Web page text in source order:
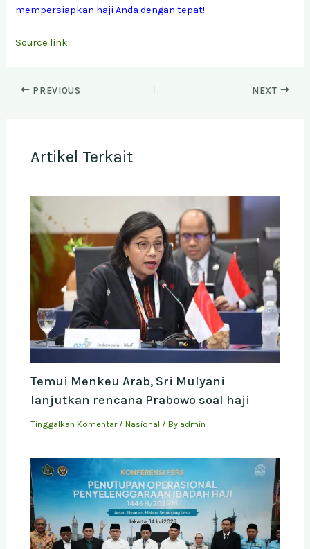
mempersiapkan haji Anda dengan tepat!
Source link
PREVIOUS NEXT
Artikel Terkait
Temui Menkeu Arab, Sri Mulyani
lanjutkan rencana Prabowo soal haji
Tinggalkan Komentar /Nasional / By admin